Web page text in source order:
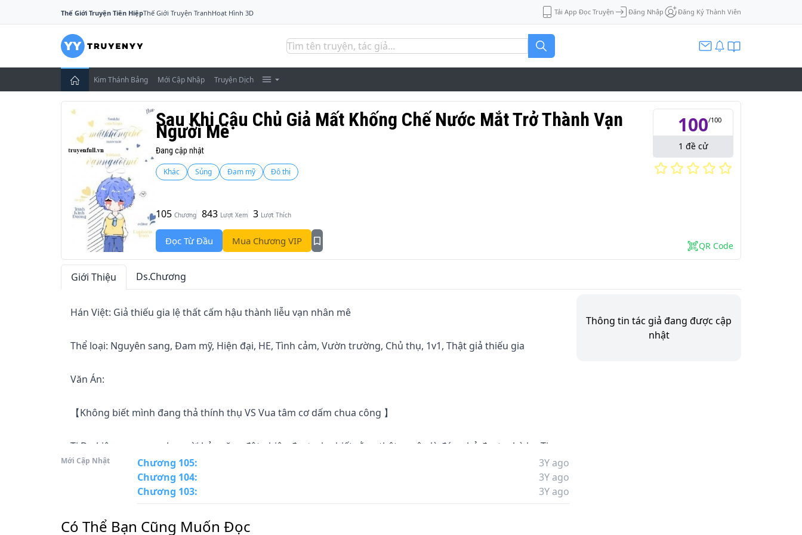
Thế Giới Truyện Tiên HiệpThế Giới Truyện TranhHoạt Hình 3D Tải App Đọc Truyện Đăng Nhập Đăng Ký Thành Viên
Kim Thánh Bảng Mới Cập Nhập Truyện Dịch
Sau Khi Cậu Chủ Giả Mất Khống Chế Nước Mắt Trở Thành Vạn
Người Mê
Đang cập nhật
Khác Sủng Đam mỹ Đô thị
105 Chương 843 Lượt Xem 3 Lượt Thích
Đọc Từ Đầu Mua Chương VIP
100/100
1 đề cử
QR Code
Giới Thiệu Ds.Chương
Hán Việt: Giả thiếu gia lệ thất cấm hậu thành liễu vạn nhân mê
Thể loại: Nguyên sang, Đam mỹ, Hiện đại, HE, Tình cảm, Vườn trường, Chủ thụ, 1v1, Thật giả thiếu gia
Văn Án:
【Không biết mình đang thả thính thụ VS Vua tâm cơ dấm chua công 】
Ti Du kiêu ngạo ngạnh mười bảy năm, đột nhiên được cho biết rằng thật ra cậu là đứa nhỏ được nhà họ Ti
nhận nuôi, mà cậu chủ thật
Ti Nguy Lâu cũng đã được nhà họ Ti trịnh trọng đón về.
Ti Du, ngoại trừ có
Mới Cập Nhật Chương 105:
3Y ago
Chương 104:
3Y ago
Chương 103: 3Y ago
Có Thể Bạn Cũng Muốn Đọc
Thông tin tác giả đang được cập
nhật